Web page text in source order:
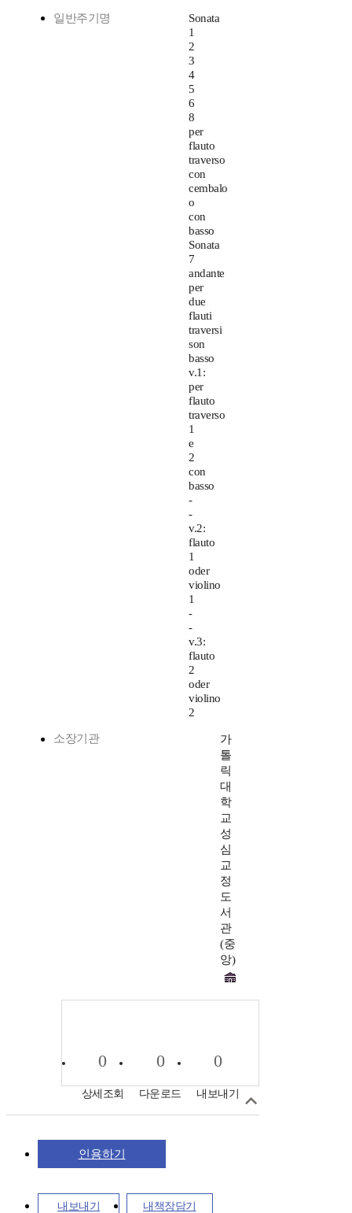
일반주기명
Sonata
1
2
3
4
5
6
8
per
flauto
traverso
con
cembalo
o
con
basso
Sonata
7
andante
per
due
flauti
traversi
son
basso
v.1:
per
flauto
traverso
1
e
2
con
basso
-
-
v.2:
flauto
1
oder
violino
1
-
-
v.3:
flauto
2
oder
violino
2
소장기관
가
톨
릭
대
학
교
성
심
교
정
도
서
관
(중
앙)
0
상세조회
0
다운로드
0
내보내기
인용하기
내보내기 내책장담기